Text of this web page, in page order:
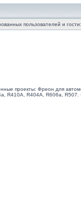
пользователей и
проекты: Фреон для
R410A, R404A, R606a,